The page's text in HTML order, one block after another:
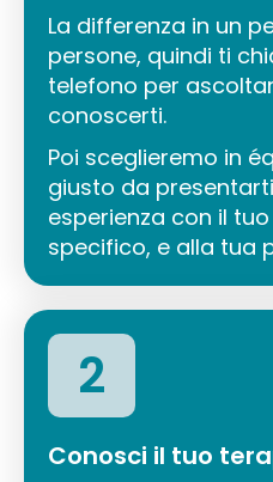
La differenza in un
persone, quindi ti
telefono per
conoscerti.
Poi sceglieremo in
giusto da
esperienza con il
specifico, e alla tua
2
Conosci il tuo